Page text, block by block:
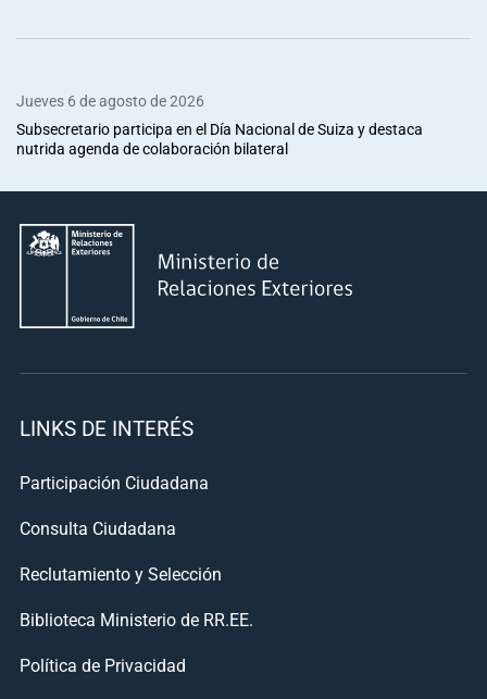
Jueves 6 de agosto de 2026
Subsecretario participa en el Día Nacional de Suiza y destaca
nutrida agenda de colaboración bilateral
LINKS DE INTERÉS
Participación Ciudadana
Consulta Ciudadana
Reclutamiento y Selección
Biblioteca Ministerio de RR.EE.
Política de Privacidad